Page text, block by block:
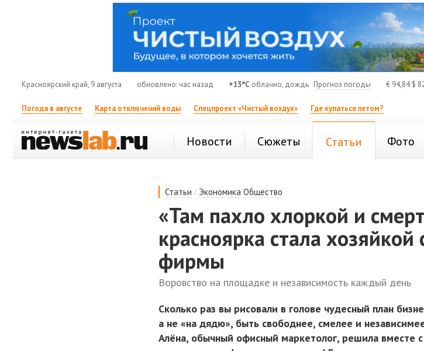
Красноярский край, 9 августа обновлено: час назад +13°C облачно, дождь Прогноз погоды € 94,84$
Погода в августе Карта отключений воды Спецпроект «Чистый воздух» Где купаться летом?
Новости Сюжеты Статьи Фото
Статьи / Экономика Общество
«Там пахло хлоркой и
красноярка стала хозяйкой
фирмы
Воровство на площадке и независимость каждый день
Сколько раз вы рисовали в голове чудесный план
а не «на дядю», быть свободнее, смелее и
Алёна, обычный офисный маркетолог, решила вместе